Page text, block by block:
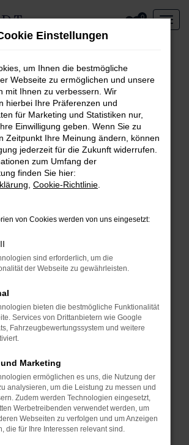
0
Error
ein Fehler aufgetreten.
Tipps, die dir helfen können:
deine Firewall und deine
Webseiten, zum Beispiel deine
wie Werbeblocker,
Laden bestimmter Seiten
Funktioniert die Seite in einem
oder in einem privaten
Gerät neu.
manchmal helfen, vorübergehende
beheben.
dass dein Browser und dein
auf dem neuesten Stand
birgt nicht nur ein
sondern kann auch dazu
bestimmte Funktionen nicht mehr
werden.
Einstellungen
um Ihnen die bestmögliche
Webseite zu ermöglichen und unsere
mit Ihnen zu verbessern. Wir
hierbei Ihre Präferenzen und
für Marketing und Statistiken nur,
Einwilligung geben. Wenn Sie zu
Zeitpunkt Ihre Meinung ändern, können
jederzeit für die Zukunft widerrufen.
zum Umfang der
finden Sie hier:
Cookie-Richtlinie
von Cookies werden von uns eingesetzt:
sind erforderlich, um die
der Webseite zu gewährleisten.
bieten die bestmögliche Funktionalität
Services von Drittanbietern wie Google
Fahrzeugbewertungssystem und weitere
Marketing
ermöglichen es uns, die Nutzung der
analysieren, um die Leistung zu messen und
Zudem werden Technologien eingesetzt,
Werbetreibenden verwendet werden, um
Webseiten zu verfolgen und um Anzeigen
die für Ihre Interessen relevant sind.